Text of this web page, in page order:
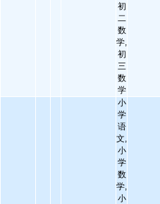
初
二
数
学,
初
三
数
学
小
学
语
文,
小
学
数
学,
小